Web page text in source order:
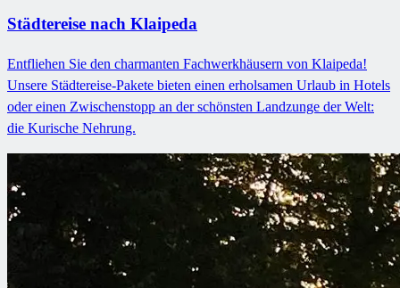
Städtereise nach Klaipeda
Entfliehen Sie den charmanten Fachwerkhäusern von Klaipeda!
Unsere Städtereise-Pakete bieten einen erholsamen Urlaub in Hotels
oder einen Zwischenstopp an der schönsten Landzunge der Welt:
die Kurische Nehrung.